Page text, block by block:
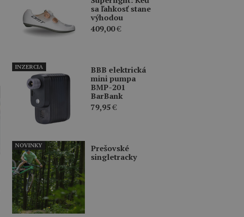
sa ľahkosť stane
výhodou
409,00€
BBB elektrická
mini pumpa
BMP-201
BarBank
79,95€
INZERCIA
Prešovské
singletracky
NOVINKY